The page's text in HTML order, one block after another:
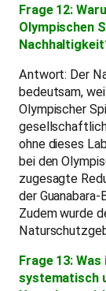
Frage 12:
Olympischen
Antwort: Der
bedeutsam,
Olympischer
ohne dieses
bei den
zugesagte
der
Zudem wurde
Frage 13:
systematisch